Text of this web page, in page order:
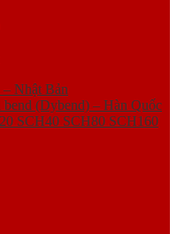
Nhật Bản
(Dybend) – Hàn Quốc
SCH40 SCH80 SCH160